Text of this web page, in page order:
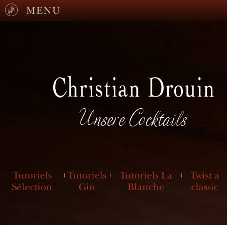
MENU
Unsere Cocktails
Tutoriels
Sélection
Tutoriels
Gin
Tutoriels La
Blanche
Twist a
classic